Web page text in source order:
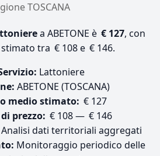
TOSCANA
a ABETONE è € 127, con
tra € 108 e € 146.
Lattoniere
ABETONE (TOSCANA)
medio stimato: € 127
prezzo: € 108 — € 146
Analisi dati territoriali aggregati
Monitoraggio periodico delle